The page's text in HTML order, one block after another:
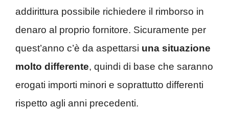
addirittura possibile richiedere il rimborso in
denaro al proprio fornitore. Sicuramente per
quest’anno c’è da aspettarsi una situazione
molto differente, quindi di base che saranno
erogati importi minori e soprattutto differenti
rispetto agli anni precedenti.